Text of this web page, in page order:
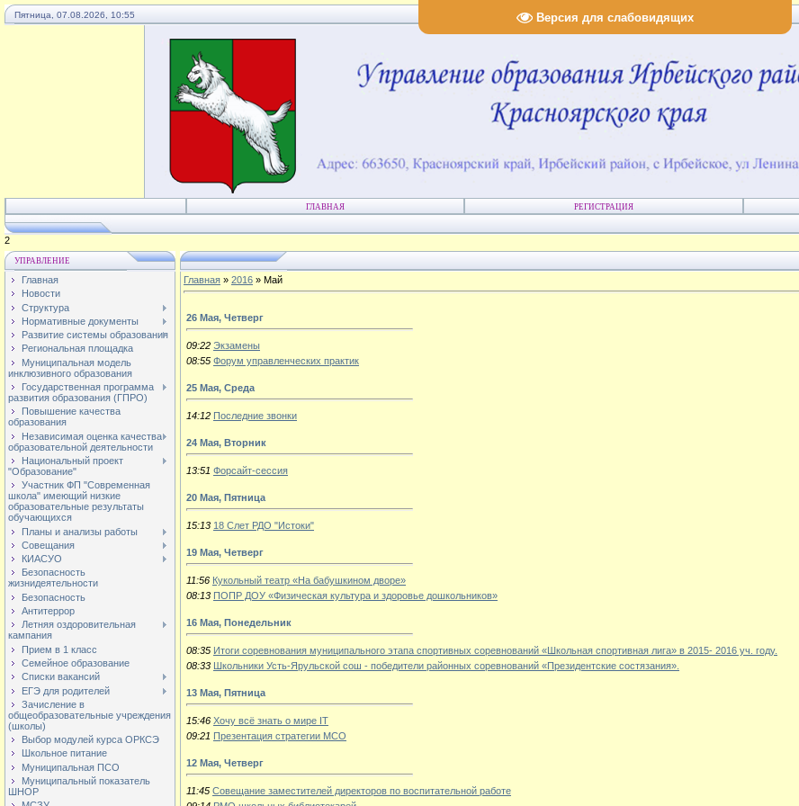
Версия для слабовидящих
Пятница, 07.08.2026, 10:55
ГЛАВНАЯ РЕГИСТРАЦИЯ
4
УПРАВЛЕНИЕ
Главная
Новости
Структура
Нормативные документы
Развитие системы образования
Региональная площадка
Муниципальная модель
инклюзивного образования
Государственная программа
развития образования (ГПРО)
Повышение качества
образования
Независимая оценка качества
образовательной деятельности
Национальный проект
"Образование"
Участник ФП "Современная
школа" имеющий низкие
образовательные результаты
обучающихся
Планы и анализы работы
Совещания
КИАСУО
Безопасность
жизнидеятельности
Безопасность
Антитеррор
Летняя оздоровительная
кампания
Прием в 1 класс
Семейное образование
Списки вакансий
ЕГЭ для родителей
Зачисление в
общеобразовательные учреждения
(школы)
Выбор модулей курса ОРКСЭ
Школьное питание
Муниципальная ПСО
Муниципальный показатель
ШНОР
Главная » 2016 » Май
26 Мая, Четверг
09:22 Экзамены
08:55 Форум управленческих практик
25 Мая, Среда
14:12 Последние звонки
24 Мая, Вторник
13:51 Форсайт-сессия
20 Мая, Пятница
15:13 18 Слет РДО "Истоки"
19 Мая, Четверг
11:56 Кукольный театр «На бабушкином дворе»
08:13 ПОПР ДОУ «Физическая культура и здоровье дошкольников»
16 Мая, Понедельник
08:35 Итоги соревнования муниципального этапа спортивных соревнований «Школьная спортивная лига» в 2015- 2016 уч. году.
08:33 Школьники Усть-Ярульской сош - победители районных соревнований «Президентские состязания».
13 Мая, Пятница
15:46 Хочу всё знать о мире IT
09:21 Презентация стратегии МСО
12 Мая, Четверг
11:45 Совещание заместителей директоров по воспитательной работе